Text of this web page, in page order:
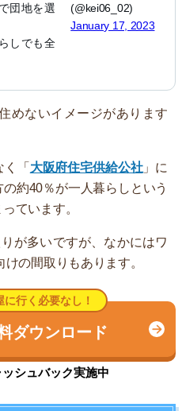
団地を選
しでも全
(@kei06_02)
January 17, 2023
めないイメージがあります
「 大阪府住宅供給公社」に
約40％が一人暮らしという
ています。
が多いですが、なかにはワ
の間取りもあります。
行く必要なし！
ダウンロード
シュバック実施中